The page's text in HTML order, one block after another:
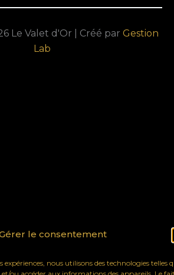
le consentement
nous utilisons des technologies telles
Le Valet d'Or | Créé par Gestion
Lab